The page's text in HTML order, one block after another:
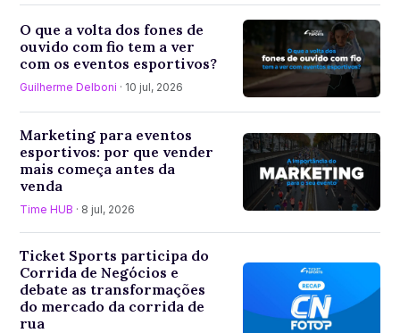
O que a volta dos fones de
ouvido com fio tem a ver
com os eventos esportivos?
Guilherme Delboni · 10 jul, 2026
Marketing para eventos
esportivos: por que vender
mais começa antes da
venda
Time HUB · 8 jul, 2026
Ticket Sports participa do
Corrida de Negócios e
debate as transformações
do mercado da corrida de
rua